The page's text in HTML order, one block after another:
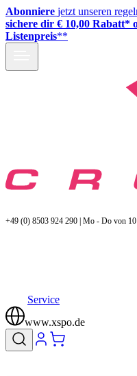
Abonniere jetzt unseren
sichere dir € 10,00 Rabatt*
Listenpreis**
+49 (0) 8503 924 290 | Mo - Do von
Service
www.xspo.de